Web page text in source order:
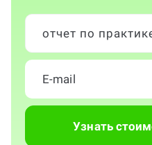
отчет по
Узнать